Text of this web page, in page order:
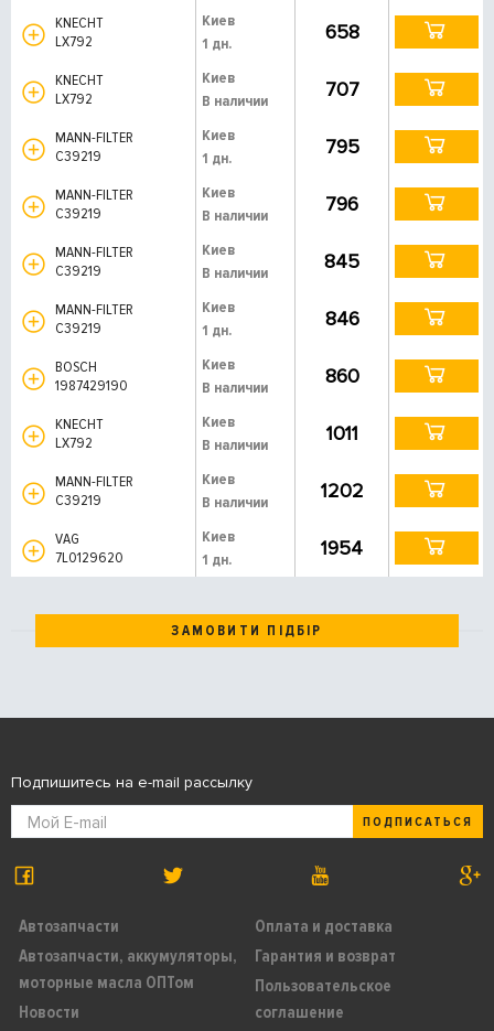
KNECHT
LX792
Киев
1 дн.
658
KNECHT
LX792
Киев
В наличии
707
MANN-FILTER
C39219
Киев
1 дн.
795
MANN-FILTER
C39219
Киев
В наличии
796
MANN-FILTER
C39219
Киев
В наличии
845
MANN-FILTER
C39219
Киев
1 дн.
846
BOSCH
1987429190
Киев
В наличии
860
KNECHT
LX792
Киев
В наличии
1011
MANN-FILTER
C39219
Киев
В наличии
1202
VAG
7L0129620
Киев
1 дн.
1954
ЗАМОВИТИ ПІДБІР
Автозапчасти
Автозапчасти, аккумуляторы,
моторные масла ОПТом
Новости
Оплата и доставка
Гарантия и возврат
Пользовательское
соглашение
Подпишитесь на e-mail рассылку
ПОДПИСАТЬСЯ